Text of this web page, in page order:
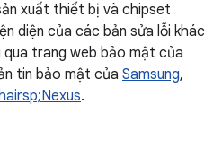
xuất thiết bị và chipset
diện của các bản sửa lỗi khác
trang web bảo mật của
tin bảo mật của Samsung,
.